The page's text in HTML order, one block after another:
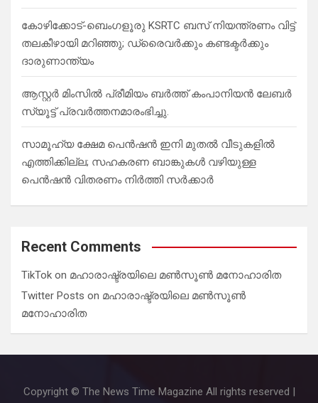
കോഴിക്കോട്-ബെംഗളൂരു KSRTC ബസ് നിയന്ത്രണം വിട്ട്
തലകീഴായി മറിഞ്ഞു; ഡ്രെെവർക്കും കണ്ടക്ടർക്കും
ദാരുണാന്ത്യം
ആസ്റ്റർ മിംസിൽ പ്രീമിയം ബർത്ത് കംപാനിയൻ ലേബർ
സ്യൂട്ട് പ്രവർത്തനമാരംഭിച്ചു.
സാമൂഹ്യ ക്ഷേമ പെൻഷൻ ഇനി മുതൽ വീടുകളിൽ
എത്തിക്കില്ല; സഹകരണ ബാങ്കുകൾ വഴിയുള്ള
പെൻഷൻ വിതരണം നിർത്തി സർക്കാർ
Recent Comments
TikTok on മഹാരാഷ്ട്രയിലെ മൺസൂൺ മനോഹാരിത
Twitter Posts on മഹാരാഷ്ട്രയിലെ മൺസൂൺ
മനോഹാരിത
Copyright © The News Time Magazine All rights reserved |